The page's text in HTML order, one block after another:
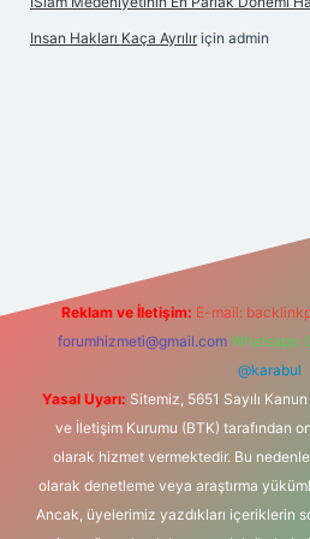
Insan Hakları Kaça Ayrılır için admin
Reklam ve İletişim: E-mail:
forumhizmeti@gmail.com Whatsapp:
@karabul
Yasal Uyarı: Sitemiz, 5651 Sayılı
ve İletişim Kurumu (BTK) tarafından
olarak hizmet vermektedir. Bu
olarak denetleme veya araştırma
Ancak, üyelerimiz yazdıkları içeriklerin